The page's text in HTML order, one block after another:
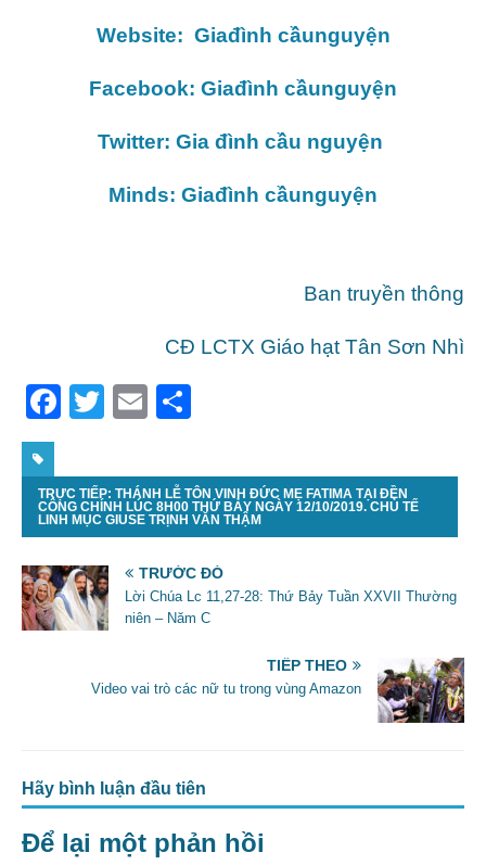
Website: Giađình cầunguyện
Facebook: Giađình cầunguyện
Twitter: Gia đình cầu nguyện
Minds: Giađình cầunguyện
Ban truyền thông
CĐ LCTX Giáo hạt Tân Sơn Nhì
F
c
e
b
o
o
T
itt
er
E
ai
l
ar
e
TRỰC TIẾP: THÁNH LỄ TÔN VINH ĐỨC MẸ FATIMA TẠI ĐỀN
CÔNG CHÍNH LÚC 8H00 THỨ BẢY NGÀY 12/10/2019. CHỦ TẾ
LINH MỤC GIUSE TRỊNH VĂN THẬM
TRƯỚC ĐÓ
Lời Chúa Lc 11,27-28: Thứ Bảy Tuần XXVII Thường
niên – Năm C
TIẾP THEO
Video vai trò các nữ tu trong vùng Amazon
Hãy bình luận đầu tiên
Để lại một phản hồi